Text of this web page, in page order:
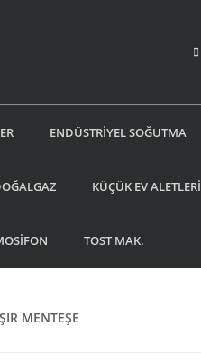
ENDÜSTRİYEL SOĞUTMA
KÜÇÜK EV ALETLERİ
TOST MAK.
MENTEŞE